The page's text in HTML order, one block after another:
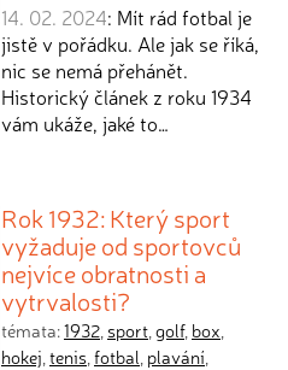
14. 02. 2024: Mít rád fotbal je
jistě v pořádku. Ale jak se říká,
nic se nemá přehánět.
Historický článek z roku 1934
vám ukáže, jaké to…
Rok 1932: Který sport
vyžaduje od sportovců
nejvíce obratnosti a
vytrvalosti?
témata:1932, sport,golf, box,
hokej,tenis,fotbal, plavání,